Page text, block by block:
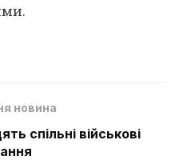
новина
спільні військові